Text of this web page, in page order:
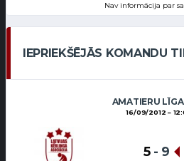
Nav informācija par
IEPRIEKŠĒJĀS KOMANDU
AMATIERU
16/09/2012
5 - 9